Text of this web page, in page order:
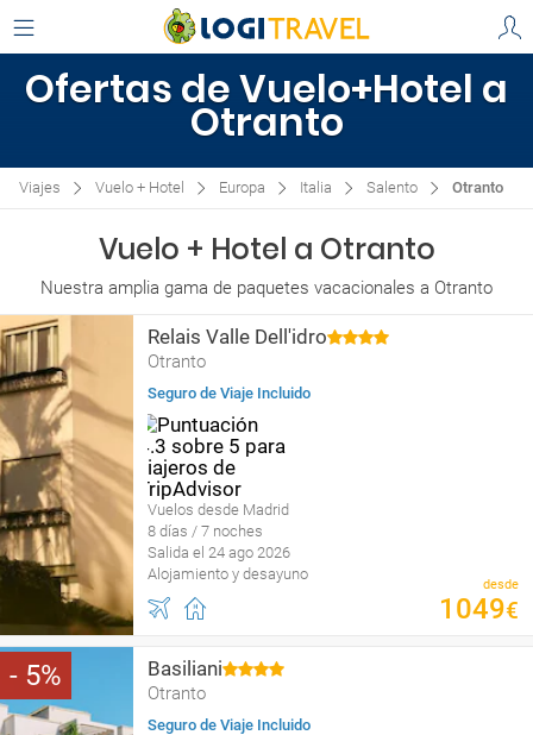
Ofertas de Vuelo+Hotel a
Otranto
Viajes Vuelo + Hotel Europa Italia Salento Otranto
Vuelo + Hotel a Otranto
Nuestra amplia gama de paquetes vacacionales a Otranto
Relais Valle Dell'idro
Otranto
Seguro de Viaje Incluido
Vuelos desde Madrid
8 días / 7 noches
Salida el 24 ago 2026
Alojamiento y desayuno
desde
1049€
5 Basiliani
Otranto
Seguro de Viaje Incluido